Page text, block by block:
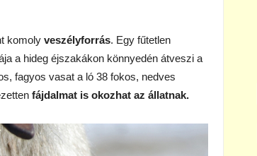
komoly veszélyforrás. Egy fűtetlen
a hideg éjszakákon könnyedén átveszi a
fagyos vasat a ló 38 fokos, nedves
fájdalmat is okozhat az állatnak.